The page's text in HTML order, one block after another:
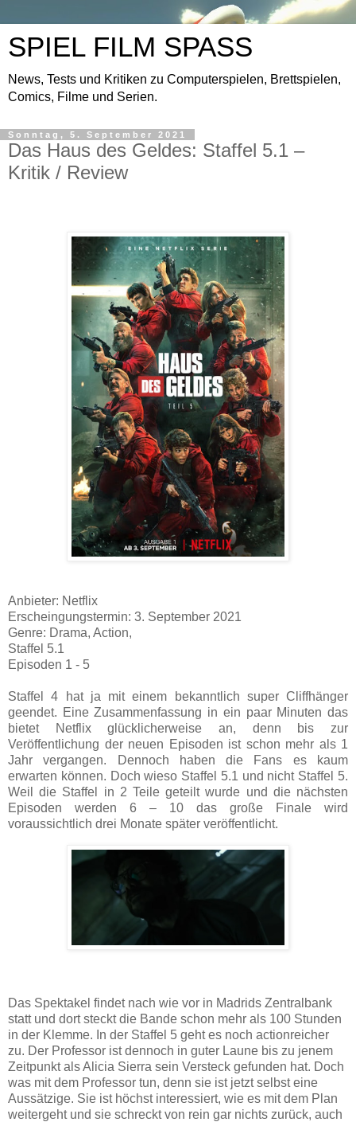
SPIEL FILM SPASS
News, Tests und Kritiken zu Computerspielen, Brettspielen,
Comics, Filme und Serien.
Sonntag, 5. September 2021
Das Haus des Geldes: Staffel 5.1 –
Kritik / Review
Anbieter: Netflix
Erscheingungstermin: 3. September 2021
Genre: Drama, Action,
Staffel 5.1
Episoden 1 - 5
Staffel 4 hat ja mit einem bekanntlich super Cliffhänger
geendet. Eine Zusammenfassung in ein paar Minuten das
bietet Netflix glücklicherweise an, denn bis zur
Veröffentlichung der neuen Episoden ist schon mehr als 1
Jahr vergangen. Dennoch haben die Fans es kaum
erwarten können. Doch wieso Staffel 5.1 und nicht Staffel 5.
Weil die Staffel in 2 Teile geteilt wurde und die nächsten
Episoden werden 6 – 10 das große Finale wird
voraussichtlich drei Monate später veröffentlicht.
Das Spektakel findet nach wie vor in Madrids Zentralbank
statt und dort steckt die Bande schon mehr als 100 Stunden
in der Klemme. In der Staffel 5 geht es noch actionreicher
zu. Der Professor ist dennoch in guter Laune bis zu jenem
Zeitpunkt als Alicia Sierra sein Versteck gefunden hat. Doch
was mit dem Professor tun, denn sie ist jetzt selbst eine
Aussätzige. Sie ist höchst interessiert, wie es mit dem Plan
weitergeht und sie schreckt von rein gar nichts zurück, auch